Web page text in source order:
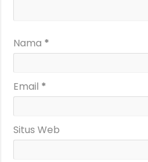
Nama *
Email *
Situs Web